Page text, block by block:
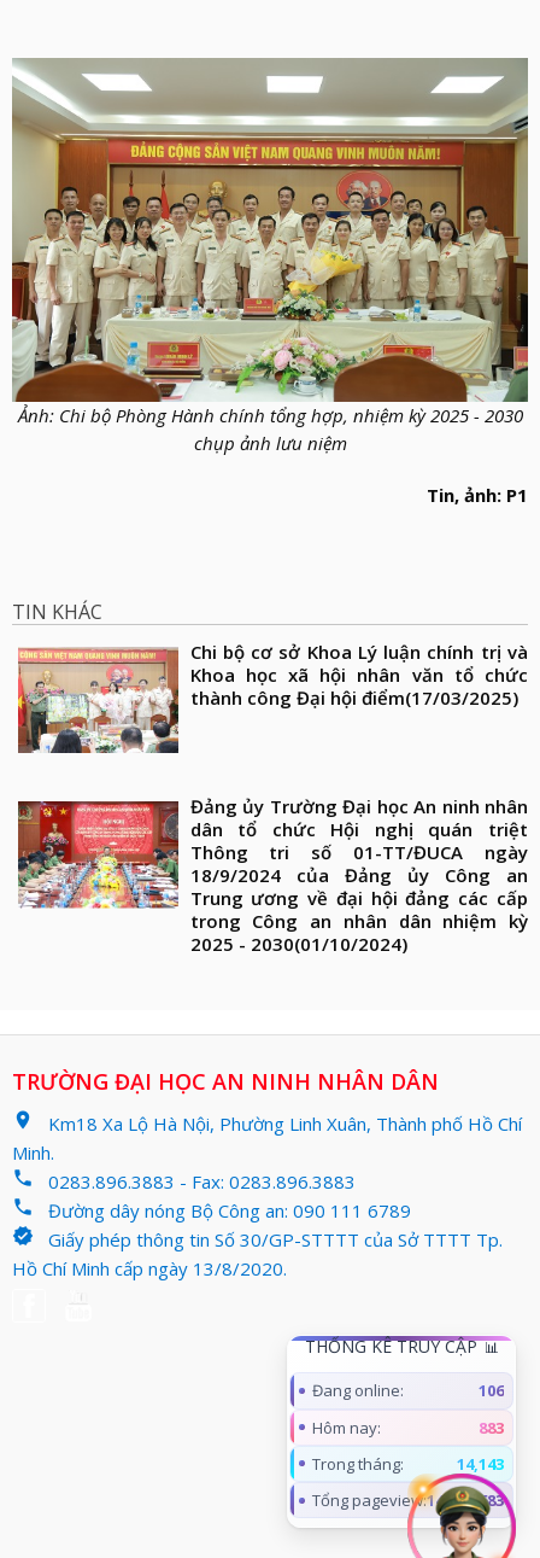
Ảnh: Chi bộ Phòng Hành chính tổng hợp, nhiệm kỳ 2025 - 2030
chụp ảnh lưu niệm
Tin, ảnh: P1
TIN KHÁC
Chi bộ cơ sở Khoa Lý luận chính trị và
Khoa học xã hội nhân văn tổ chức
thành công Đại hội điểm(17/03/2025)
Đảng ủy Trường Đại học An ninh nhân
dân tổ chức Hội nghị quán triệt
Thông tri số 01-TT/ĐUCA ngày
18/9/2024 của Đảng ủy Công an
Trung ương về đại hội đảng các cấp
trong Công an nhân dân nhiệm kỳ
2025 - 2030(01/10/2024)
TRƯỜNG ĐẠI HỌC AN NINH NHÂN DÂN
location_on
Km18 Xa Lộ Hà Nội, Phường Linh Xuân, Thành phố Hồ Chí
Minh.
phone 0283.896.3883 - Fax: 0283.896.3883
phone Đường dây nóng Bộ Công an: 090 111 6789
verified
Giấy phép thông tin Số 30/GP-STTTT của Sở TTTT Tp.
Hồ Chí Minh cấp ngày 13/8/2020.
THỐNG KÊ TRUY CẬP
Đang online:
106
Hôm nay:
883
Trong tháng:
14,143
Tổng pageview:14,963,683